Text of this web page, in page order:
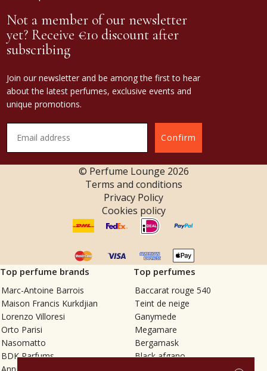
Not a member of our newsletter
yet? Receive €10 discount after
subscribing
Join our newsletter and be among the first to hear
about the latest perfumes, exclusive events and
unique promotions.
Confirm
© Perfume Lounge 2026
Terms and conditions
Privacy Policy
Cookies policy
Top perfume brands
Marc-Antoine Barrois
Maison Francis Kurkdjian
Lorenzo Villoresi
Orto Parisi
Nasomatto
BDK Parfums
Top perfumes
Baccarat rouge 540
Teint de neige
Ganymede
Megamare
Bergamask
Black afgano